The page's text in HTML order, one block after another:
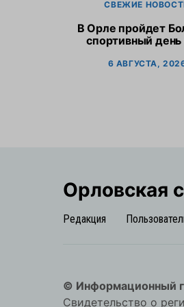
СВЕЖИЕ
В Орле пройдет
спортивный
6 АВГУСТА,
Орловская
Редакция
© Информационный
Свидетельство о